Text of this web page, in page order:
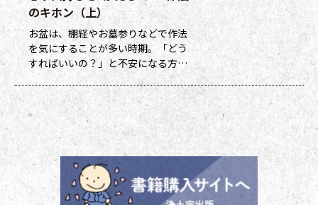
のタイミングになります）。 ポイ
ント保有者の方には、半年に一度、
ポイント数とともに記念品一覧表を
送付いたし
のキホン（上）
お盆は、棚経やお墓参りなどで作法
を気にすることが多い時期。「どう
すればいいの？」と不安になる方も
多いのではないでしょうか。作法ば
かり気にしていては、ご先祖さまや
ご本尊さまとしっかりと向き合えま
せん。今号から２回にわたって紹介
する浄土宗の作法の基本をおさえ、
大切な方と向き合い、よりよい時間
を過ごしましょう。 袈裟のつけ方
お参りや法要の時に、ぜひ身に着け
ていた